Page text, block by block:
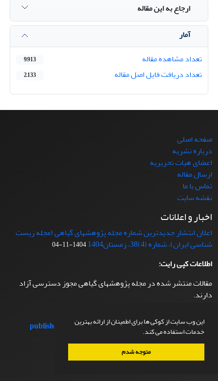
این وب سایت از کوکی ها برای اطمینان از ارائه بهترین
خدمات استفاده می کند.
متوجه شدم
ارجاع به این مقاله
آمار
تعداد مشاهده مقاله
9,913
تعداد دریافت فایل اصل مقاله 2,133
صفحه اصلی
درباره نشریه
اعضای هیات تحریریه
ارسال مقاله
تماس با ما
نقشه سایت
اخبار و اعلانات
اعلان انتشار جدیدترین شماره مجله پژوهشهای گیاهی (مجله زیست
شناسی ایران)، شماره (4)38، زمستان1404
1404-11-04
اطلاعات کپی رایت:
مقالات منتشر شده در مجله پژوهشهای گیاهی مجوز دسترسی آزاد
دارند.
published papersbyjournal of plant researchis licensed
underCC BY 4.0